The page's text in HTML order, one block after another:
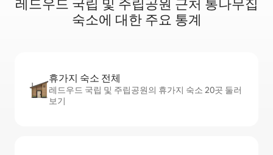
레드우드 국립 및 주립공원 근처 통나무집
숙소에 대한 주요 통계
휴가지 숙소 전체
레드우드 국립 및 주립공원의 휴가지 숙소 20곳 둘러
보기